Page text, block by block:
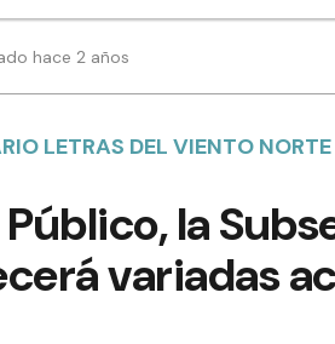
hace 2 años
LETRAS DEL VIENTO NORTE
la
variadas